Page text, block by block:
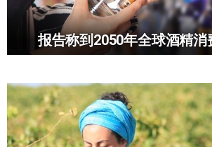
报告称到2050年全球酒精消